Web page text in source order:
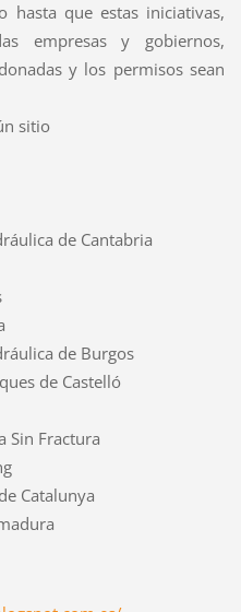
hasta que estas iniciativas,
empresas y gobiernos,
y los permisos sean
sitio
de Cantabria
de Burgos
de Castelló
Sin Fractura
Catalunya